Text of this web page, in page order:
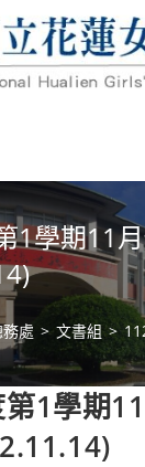
1學期11
處 > 文書組 >
1學期